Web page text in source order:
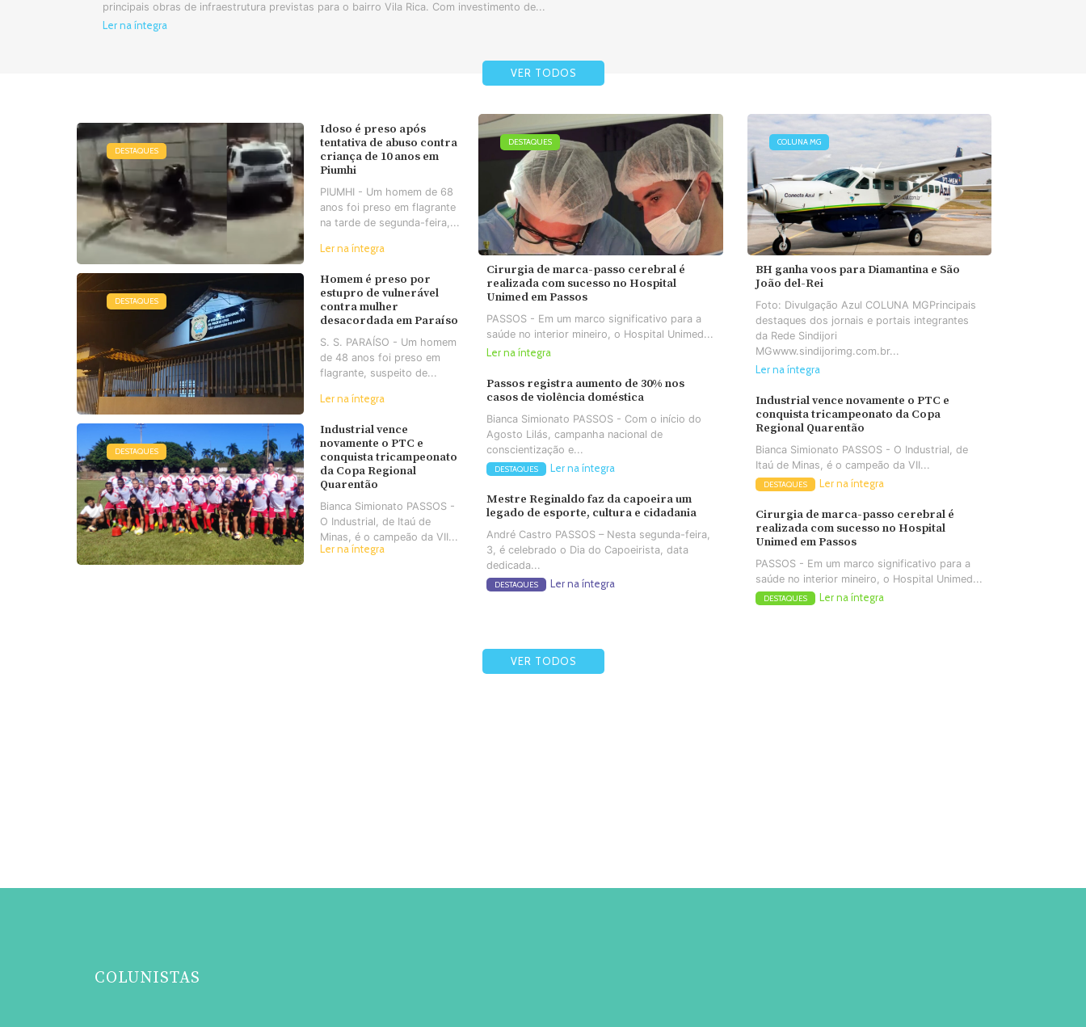
principais obras de infraestrutura previstas para o bairro Vila Rica. Com investimento de...
Ler na íntegra
VER TODOS
DESTAQUES
Idoso é preso após
tentativa de abuso contra
criança de 10 anos em
Piumhi
PIUMHI - Um homem de 68
anos foi preso em flagrante
na tarde de segunda-feira,...
Ler na íntegra
DESTAQUES
Homem é preso por
estupro de vulnerável
contra mulher
desacordada em Paraíso
S. S. PARAÍSO - Um homem
de 48 anos foi preso em
flagrante, suspeito de...
Ler na íntegra
DESTAQUES
Industrial vence
novamente o PTC e
conquista tricampeonato
da Copa Regional
Quarentão
Bianca Simionato PASSOS -
O Industrial, de Itaú de
Minas, é o campeão da VII...
Ler na íntegra
DESTAQUES
Cirurgia de marca-passo cerebral é
realizada com sucesso no Hospital
Unimed em Passos
PASSOS - Em um marco significativo para a
saúde no interior mineiro, o Hospital Unimed...
Ler na íntegra
Passos registra aumento de 30% nos
casos de violência doméstica
Bianca Simionato PASSOS - Com o início do
Agosto Lilás, campanha nacional de
conscientização e...
DESTAQUES Ler na íntegra
Mestre Reginaldo faz da capoeira um
legado de esporte, cultura e cidadania
André Castro PASSOS – Nesta segunda-feira,
3, é celebrado o Dia do Capoeirista, data
dedicada...
DESTAQUES Ler na íntegra
COLUNA MG
BH ganha voos para Diamantina e São
João del-Rei
Foto: Divulgação Azul COLUNA MGPrincipais
destaques dos jornais e portais integrantes
da Rede Sindijori
MGwww.sindijorimg.com.br...
Ler na íntegra
Industrial vence novamente o PTC e
conquista tricampeonato da Copa
Regional Quarentão
Bianca Simionato PASSOS - O Industrial, de
Itaú de Minas, é o campeão da VII...
DESTAQUES Ler na íntegra
Cirurgia de marca-passo cerebral é
realizada com sucesso no Hospital
Unimed em Passos
PASSOS - Em um marco significativo para a
saúde no interior mineiro, o Hospital Unimed...
DESTAQUES Ler na íntegra
VER TODOS
COLUNISTAS